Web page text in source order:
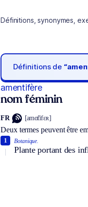
Définitions, synonymes,
Définitions de
amentifère
nom féminin
FR [amɑ̃tifɛʀ]
Deux termes peuvent être
Botanique.
Plante portant des
1